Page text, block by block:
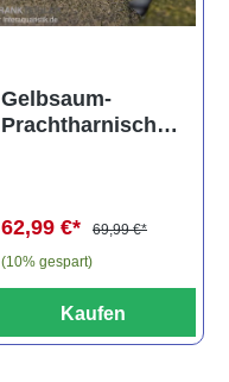
Gelbsaum-
Prachtharnischw
62,99 €*
69,99 €*
(10% gespart)
Kaufen